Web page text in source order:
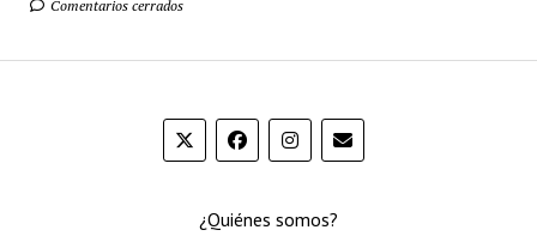
Comentarios cerrados
¿Quiénes somos?